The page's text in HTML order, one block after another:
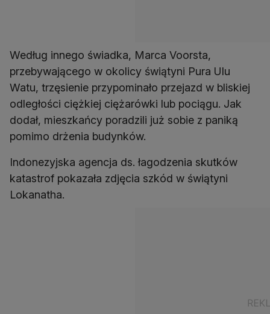
Według innego świadka, Marca Voorsta,
przebywającego w okolicy świątyni Pura Ulu
Watu, trzęsienie przypominało przejazd w bliskiej
odległości ciężkiej ciężarówki lub pociągu. Jak
dodał, mieszkańcy poradzili już sobie z paniką
pomimo drżenia budynków.
Indonezyjska agencja ds. łagodzenia skutków
katastrof pokazała zdjęcia szkód w świątyni
Lokanatha.